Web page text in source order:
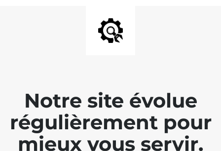
Notre site évolue
régulièrement pour
mieux vous servir.